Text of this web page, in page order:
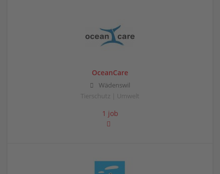
OceanCare
Wädenswil
Tierschutz | Umwelt
1 job